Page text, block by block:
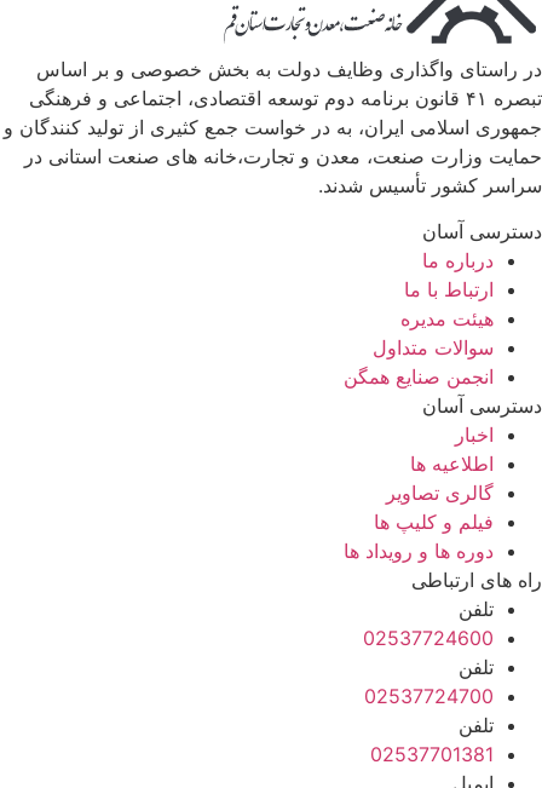
در راستای واگذاری وظایف دولت به بخش خصوصی و بر اساس
تبصره ۴۱ قانون برنامه دوم توسعه اقتصادی، اجتماعی و فرهنگی
جمهوری اسلامی ایران، به در خواست جمع کثیری از تولید کنندگان و
حمایت وزارت صنعت، معدن و تجارت،خانه های صنعت استانی در
سراسر کشور تأسیس شدند.
دسترسی آسان
درباره ما
ارتباط با ما
هیئت مدیره
سوالات متداول
انجمن صنایع همگن
دسترسی آسان
اخبار
اطلاعیه ها
گالری تصاویر
فیلم و کلیپ ها
دوره ها و رویداد ها
راه های ارتباطی
تلفن
02537724600
تلفن
02537724700
تلفن
02537701381